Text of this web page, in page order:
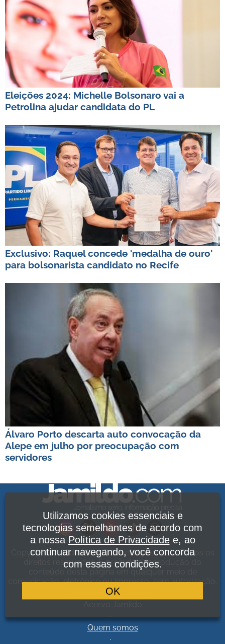
Eleições 2024: Michelle Bolsonaro vai a
Petrolina ajudar candidata do PL
Exclusivo: Raquel concede 'medalha de ouro'
para bolsonarista candidato no Recife
Álvaro Porto descarta auto convocação da
Alepe em julho por preocupação com
servidores
Copyright Jamildo Melo Comunicações Ltda. Todos os
direitos reservados. É proibida a reprodução do
conteúdo desta página em qualquer meio de
comunicação, eletrônico ou impresso, sem autorização.
Política de Privacidade
Quem somos
.
Utilizamos cookies essenciais e
tecnologias semelhantes de acordo com
a nossa Política de Privacidadee, ao
continuar navegando, você concorda
com essas condições.
OK